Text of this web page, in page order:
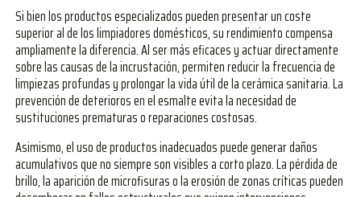
Si bien los productos especializados pueden presentar un coste
superior al de los limpiadores domésticos, su rendimiento compensa
ampliamente la diferencia. Al ser más eficaces y actuar directamente
sobre las causas de la incrustación, permiten reducir la frecuencia de
limpiezas profundas y prolongar la vida útil de la cerámica sanitaria. La
prevención de deterioros en el esmalte evita la necesidad de
sustituciones prematuras o reparaciones costosas.
Asimismo, el uso de productos inadecuados puede generar daños
acumulativos que no siempre son visibles a corto plazo. La pérdida de
brillo, la aparición de microfisuras o la erosión de zonas críticas pueden